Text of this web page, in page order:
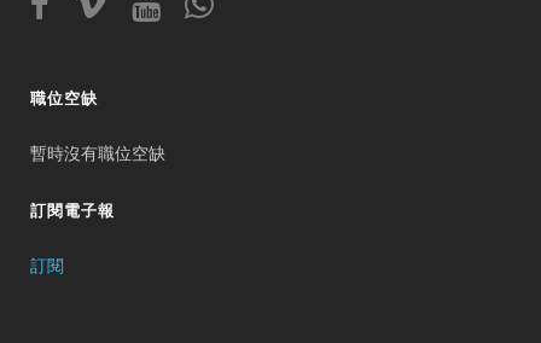
職位空缺
暫時沒有職位空缺
訂閱電子報
訂閱